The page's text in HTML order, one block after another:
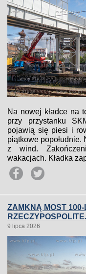
Na nowej kładce na
przy przystanku
pojawią się piesi i
piątkowe
z wind.
wakacjach. Kładka
ZAMKNĄ MOST
9 lipca 2026